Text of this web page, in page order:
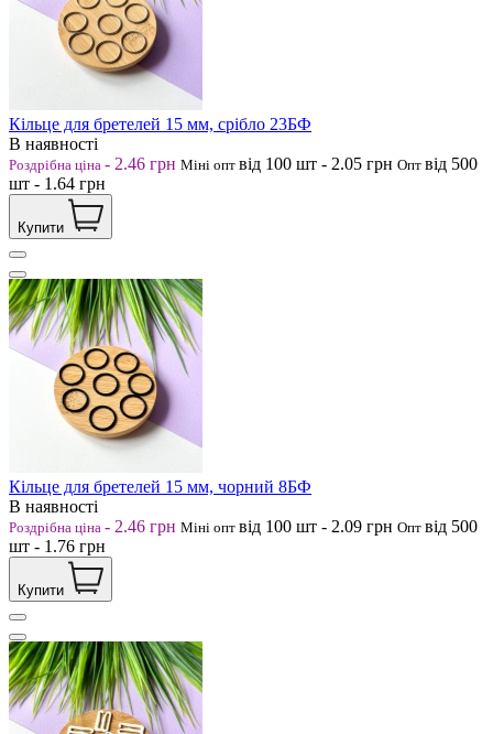
Кільце для бретелей 15 мм, срібло 23БФ
В наявності
Роздрібна ціна - 2.46 грн Міні опт від 100 шт - 2.05 грн Опт від 500
шт - 1.64 грн
Купити
Кільце для бретелей 15 мм, чорний 8БФ
В наявності
Роздрібна ціна - 2.46 грн Міні опт від 100 шт - 2.09 грн Опт від 500
шт - 1.76 грн
Купити